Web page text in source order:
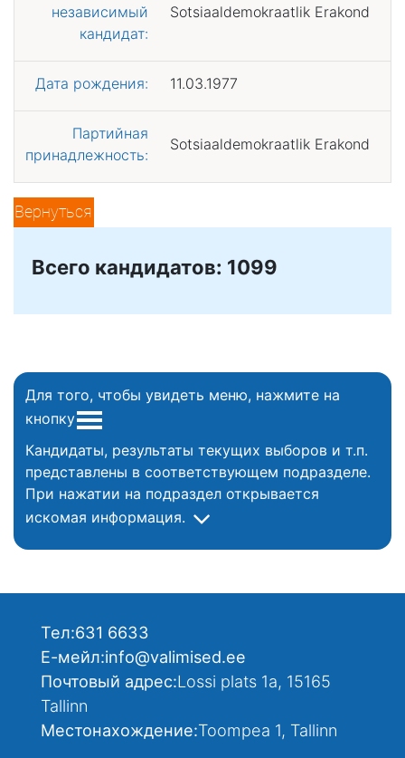
независимый
кандидат:
Sotsiaaldemokraatlik Erakond
Дата рождения: 11.03.1977
Партийная
принадлежность:
Sotsiaaldemokraatlik Erakond
Вернуться
Всего кандидатов: 1099
Для того, чтобы увидеть меню, нажмите на
кнопку
Кандидаты, результаты текущих выборов и т.п.
представлены в соответствующем подразделе.
При нажатии на подраздел открывается
искомая информация.
Тел:631 6633
Е-мейл:info@valimised.ee
Почтовый адрес:Lossi plats 1a, 15165
Tallinn
Местонахождение:Toompea 1, Tallinn